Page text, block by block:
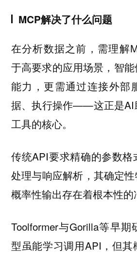
MCP解决了什么问题
在分析数据之前，需理解
于高要求的应用场景，智
能力，更需通过连接外部
据、执行操作——这正是AI
工具的核心。
传统API要求精确的参数格
处理与响应解析，其确定
概率性输出存在着根本性的
Toolformer与Gorilla等早
型虽能学习调用API，但